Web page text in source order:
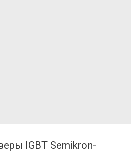
IGBT Semikron-